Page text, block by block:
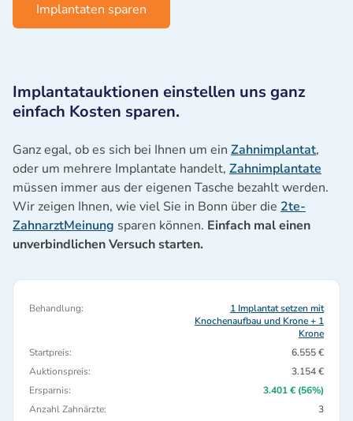
Implantaten sparen
Implantatauktionen einstellen uns ganz
einfach Kosten sparen.
Ganz egal, ob es sich bei Ihnen um ein Zahnimplantat,
oder um mehrere Implantate handelt, Zahnimplantate
müssen immer aus der eigenen Tasche bezahlt werden.
Wir zeigen Ihnen, wie viel Sie in Bonn über die 2te-
ZahnarztMeinung sparen können. Einfach mal einen
unverbindlichen Versuch starten.
Behandlung:
1 Implantat setzen mit
Knochenaufbau und Krone + 1
Krone
Startpreis:
6.555 €
Auktionspreis:
3.154 €
Ersparnis:
3.401 € (56%)
Anzahl Zahnärzte:
3